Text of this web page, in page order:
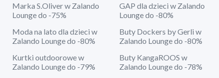
Marka S.Oliver w Zalando
Lounge do -75%
GAP dla dzieci w Zalando
Lounge do -80%
Moda na lato dla dzieci w
Zalando Lounge do -80%
Buty Dockers by Gerli w
Zalando Lounge do -80%
Kurtki outdoorowe w
Zalando Lounge do -79%
Buty KangaROOS w
Zalando Lounge do -78%